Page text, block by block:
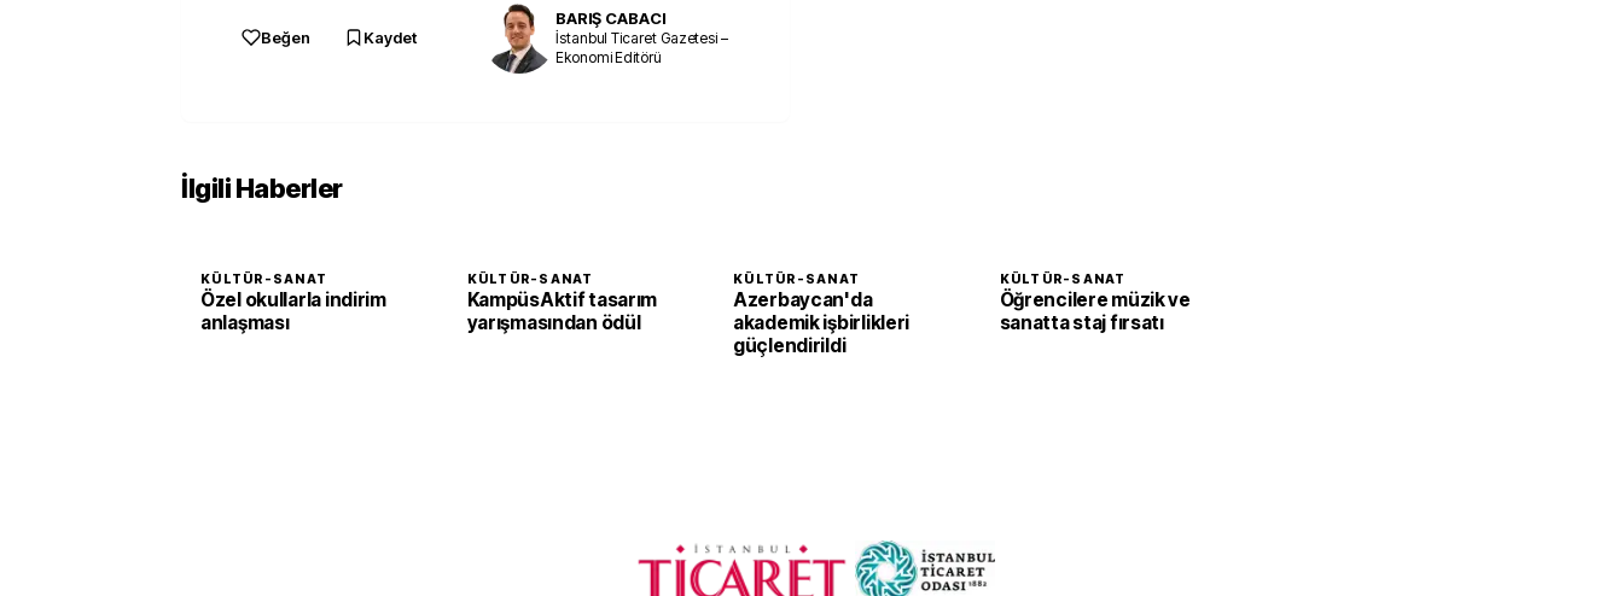
Beğen Kaydet
BARIŞ CABACI
İstanbul Ticaret Gazetesi –
Ekonomi Editörü
İlgili Haberler
KÜLTÜR-SANAT
Özel okullarla indirim
anlaşması
KÜLTÜR-SANAT
KampüsAktif tasarım
yarışmasından ödül
KÜLTÜR-SANAT
Azerbaycan'da
akademik işbirlikleri
güçlendirildi
KÜLTÜR-SANAT
Öğrencilere müzik ve
sanatta staj fırsatı